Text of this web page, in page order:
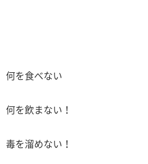
何を食べない
何を飲まない！
毒を溜めない！